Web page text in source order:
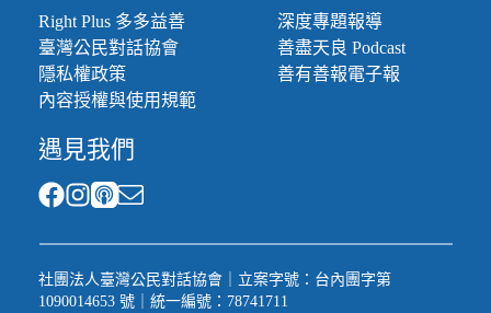
Right Plus 多多益善
臺灣公民對話協會
隱私權政策
內容授權與使用規範
深度專題報導
善盡天良 Podcast
善有善報電子報
遇見我們
社團法人臺灣公民對話協會｜立案字號：台內團字第
1090014653 號｜統一編號：78741711